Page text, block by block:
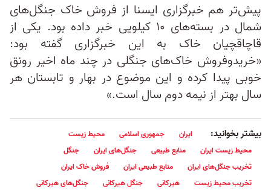
پیش‌تر هم خبرگزاری ایسنا از فروش خاک جنگل‌های
شمال در بسته‌های ۱۰ کیلویی خبر داده بود. یکی از
قاچاقچیان خاک به این خبرگزاری گفته بود:
«خریدوفروش خاک‌های جنگلی در چند ماه اخیر رونق
خوبی پیدا کرده و این موضوع در بهار و تابستان هر
سال بهتر از نیمه دوم سال است.»
بیشتر بخوانید: ایران جمهوری اسلامی
محیط زیست
محیط زیست ایران
منابع طبیعی جنگل‌های ایران
جنگل
تخریب جنگل‌های ایران
منابع طبیعی ایران
فروش خاک ایران
تخریب محیط زیست
هیرکانی جنگل هیرکانی
جنگل‌های هیرکانی